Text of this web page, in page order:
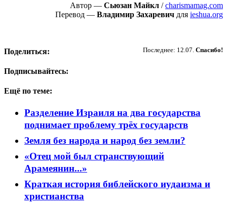
Автор — Сьюзан Майкл /charismamag.com
Перевод — Владимир Захаревич для ieshua.org
Последнее: 12.07. Спасибо!
Поделиться:
Подписывайтесь:
Ещё по теме:
Разделение Израиля на два государства
поднимает проблему трёх государств
Земля без народа и народ без земли?
«Отец мой был странствующий
Арамеянин...»
Краткая история библейского иудаизма и
христианства